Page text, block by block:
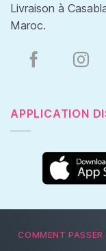
Livraison à
Maroc.
APPLICATION
COMMENT